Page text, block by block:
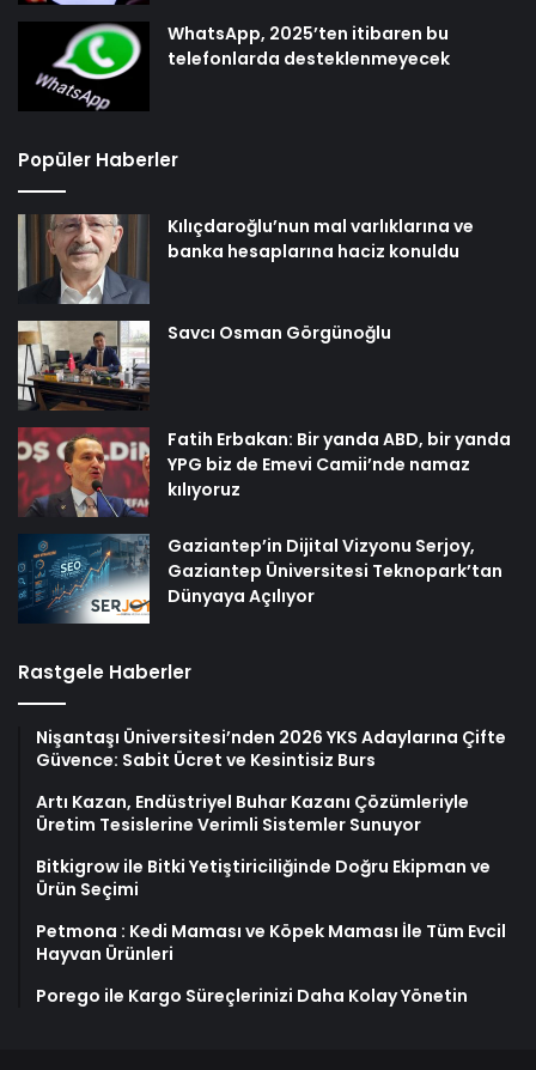
WhatsApp, 2025’ten itibaren bu
telefonlarda desteklenmeyecek
Popüler Haberler
Kılıçdaroğlu’nun mal varlıklarına ve
banka hesaplarına haciz konuldu
Savcı Osman Görgünoğlu
Fatih Erbakan: Bir yanda ABD, bir yanda
YPG biz de Emevi Camii’nde namaz
kılıyoruz
Gaziantep’in Dijital Vizyonu Serjoy,
Gaziantep Üniversitesi Teknopark’tan
Dünyaya Açılıyor
Rastgele Haberler
Nişantaşı Üniversitesi’nden 2026 YKS Adaylarına Çifte
Güvence: Sabit Ücret ve Kesintisiz Burs
Artı Kazan, Endüstriyel Buhar Kazanı Çözümleriyle
Üretim Tesislerine Verimli Sistemler Sunuyor
Bitkigrow ile Bitki Yetiştiriciliğinde Doğru Ekipman ve
Ürün Seçimi
Petmona : Kedi Maması ve Köpek Maması İle Tüm Evcil
Hayvan Ürünleri
Porego ile Kargo Süreçlerinizi Daha Kolay Yönetin